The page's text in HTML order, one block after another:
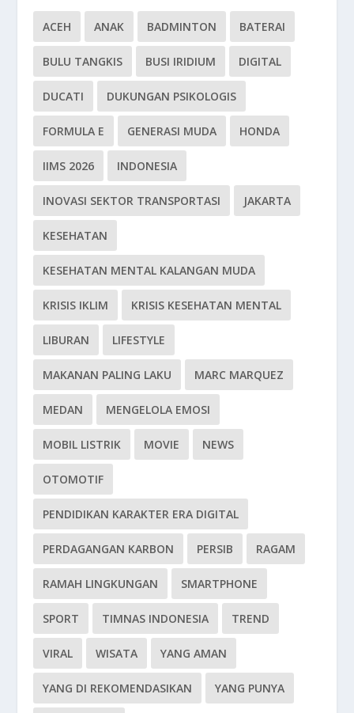
ACEH ANAK BADMINTON BATERAI
BULU TANGKIS BUSI IRIDIUM DIGITAL
DUCATI DUKUNGAN PSIKOLOGIS
FORMULA E GENERASI MUDA HONDA
IIMS 2026 INDONESIA
INOVASI SEKTOR TRANSPORTASI JAKARTA
KESEHATAN
KESEHATAN MENTAL KALANGAN MUDA
KRISIS IKLIM KRISIS KESEHATAN MENTAL
LIBURAN LIFESTYLE
MAKANAN PALING LAKU MARC MARQUEZ
MEDAN MENGELOLA EMOSI
MOBIL LISTRIK MOVIE NEWS
OTOMOTIF
PENDIDIKAN KARAKTER ERA DIGITAL
PERDAGANGAN KARBON PERSIB RAGAM
RAMAH LINGKUNGAN SMARTPHONE
SPORT TIMNAS INDONESIA TREND
VIRAL WISATA YANG AMAN
YANG DI REKOMENDASIKAN YANG PUNYA